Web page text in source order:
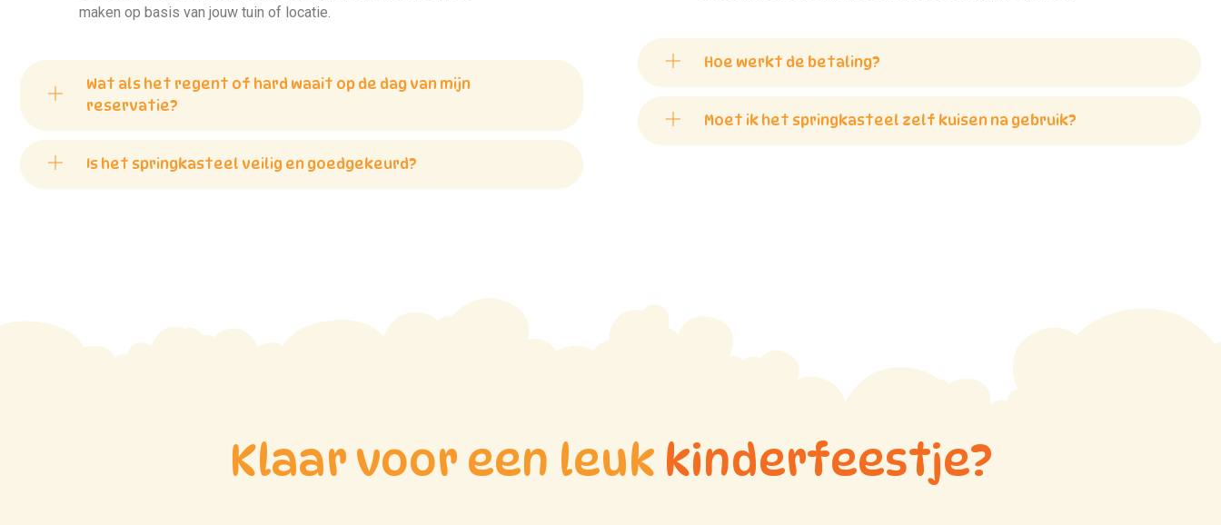
maken op basis van jouw tuin of locatie.
Wat als het regent of hard waait op de dag van mijn
reservatie?
Is het springkasteel veilig en goedgekeurd?
Hoe werkt de betaling?
Moet ik het springkasteel zelf kuisen na gebruik?
Klaar voor een leuk kinderfeestje?